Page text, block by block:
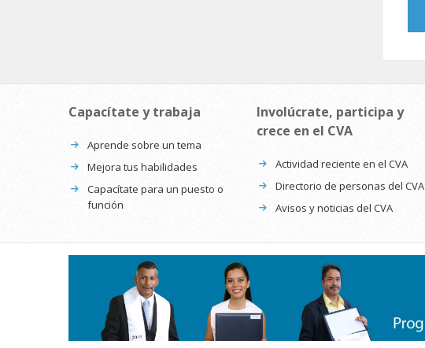
Capacítate y trabaja
Aprende sobre un tema
Mejora tus habilidades
Capacítate para un puesto o
función
Involúcrate, participa y
crece en el CVA
Actividad reciente en el CVA
Directorio de personas del CVA
Avisos y noticias del CVA